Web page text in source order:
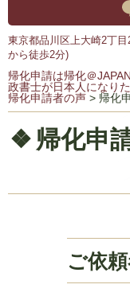
東京都品川区上大崎2丁
から徒歩2分)
帰化申請は帰化＠
政書士が日本人になり
帰化申請者の声 > 帰化
帰化申
ご依